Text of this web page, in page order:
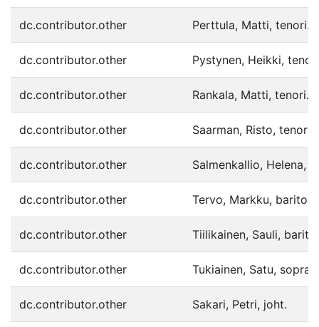
dc.contributor.other Perttula, Matti, tenori.
dc.contributor.other Pystynen, Heikki,
dc.contributor.other Rankala, Matti, tenori.
dc.contributor.other Saarman, Risto, tenori.
dc.contributor.other Salmenkallio, Helena,
dc.contributor.other Tervo, Markku, baritoni.
dc.contributor.other Tiilikainen, Sauli,
dc.contributor.other Tukiainen, Satu,
dc.contributor.other Sakari, Petri, joht.